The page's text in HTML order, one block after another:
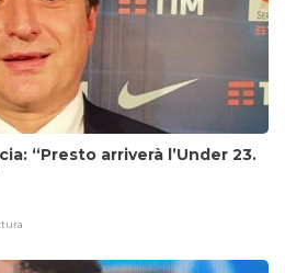
“Presto arriverà l’Under 23.